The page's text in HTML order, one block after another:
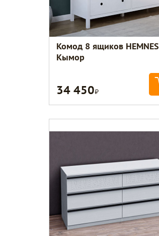
Комод 8 ящиков HEMNES
Кымор
34 450Р